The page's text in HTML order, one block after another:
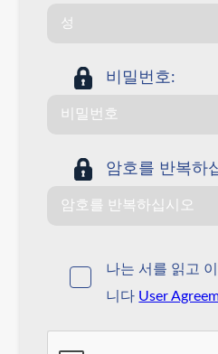
비밀번호:
암호를 반복하
나는 서를 읽고
니다 User